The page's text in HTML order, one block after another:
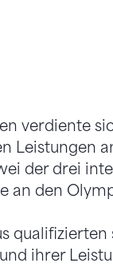
verdiente
Leistungen
der drei
an den
ihrer